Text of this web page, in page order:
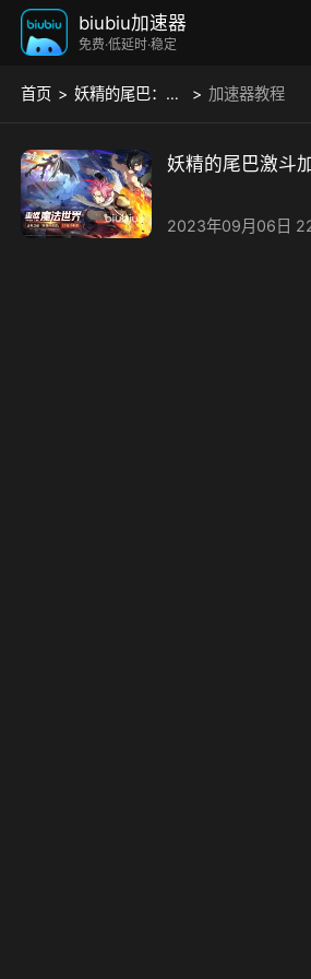
biubiu加速器
免费·低延时·稳定
首页 妖精的尾巴：激斗 加速器教程
妖精的尾巴激斗
2023年09月06日